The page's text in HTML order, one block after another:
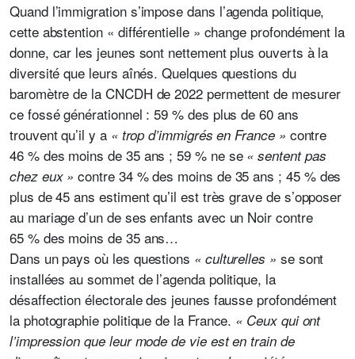
Quand l’immigration s’impose dans l’agenda politique,
cette abstention « différentielle » change profondément la
donne, car les jeunes sont nettement plus ouverts à la
diversité que leurs aînés. Quelques questions du
baromètre de la CNCDH de 2022 permettent de mesurer
ce fossé générationnel : 59 % des plus de 60 ans
trouvent qu’il y a « trop d’immigrés en France » contre
46 % des moins de 35 ans ; 59 % ne se« sentent pas
chez eux » contre 34 % des moins de 35 ans ; 45 % des
plus de 45 ans estiment qu’il est très grave de s’opposer
au mariage d’un de ses enfants avec un Noir contre
65 % des moins de 35 ans…
Dans un pays où les questions « culturelles » se sont
installées au sommet de l’agenda politique, la
désaffection électorale des jeunes fausse profondément
la photographie politique de la France. « Ceux qui ont
l’impression que leur mode de vie est en train de